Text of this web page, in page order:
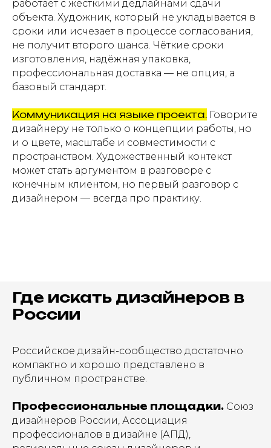
работает с жёсткими дедлайнами сдачи
объекта. Художник, который не укладывается в
сроки или исчезает в процессе согласования,
не получит второго шанса. Чёткие сроки
изготовления, надёжная упаковка,
профессиональная доставка — не опция, а
базовый стандарт.
Коммуникация на языке проекта. Говорите
дизайнеру не только о концепции работы, но
и о цвете, масштабе и совместимости с
пространством. Художественный контекст
может стать аргументом в разговоре с
конечным клиентом, но первый разговор с
дизайнером — всегда про практику.
Где искать дизайнеров в
России
Российское дизайн-сообщество достаточно
компактно и хорошо представлено в
публичном пространстве.
Профессиональные площадки. Союз
дизайнеров России, Ассоциация
профессионалов в дизайне (АПД),